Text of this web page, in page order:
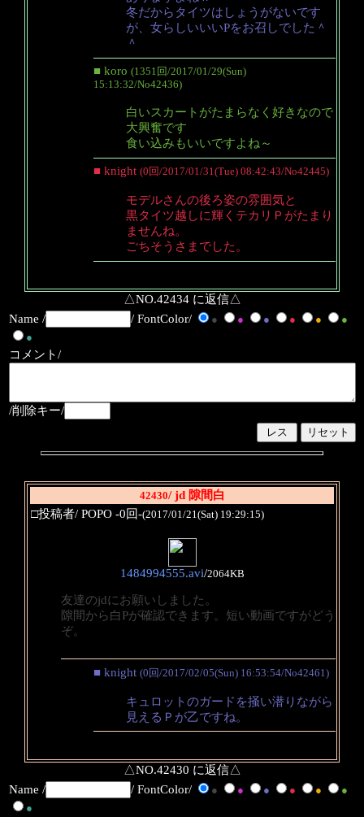
冬だからタイツはしょうがないです
が、女らしいいいPをお召しでした＾
＾
■ koro (1351回/2017/01/29(Sun)
15:13:32/No42436)
白いスカートがたまらなく好きなので
大興奮です
食い込みもいいですよね～
■ knight (0回/2017/01/31(Tue) 08:42:43/No42445)
モデルさんの後ろ姿の雰囲気と
黒タイツ越しに輝くテカリＰがたまり
ませんね。
ごちそうさまでした。
△NO.42434 に返信△
Name /
/ FontColor/ ● ● ● ● ●
●
●
コメント/
/削除キー/
42430/ jd 隙間白
□投稿者/ POPO -0回-(2017/01/21(Sat) 19:29:15)
1484994555.avi/2064KB
友達のjdにお願いしました。
隙間から白Pが確認できます。短い動画ですがどう
ぞ。
■ knight (0回/2017/02/05(Sun) 16:53:54/No42461)
キュロットのガードを掻い潜りながら
見えるＰが乙ですね。
△NO.42430 に返信△
Name /
/ FontColor/ ● ● ● ● ●
●
●